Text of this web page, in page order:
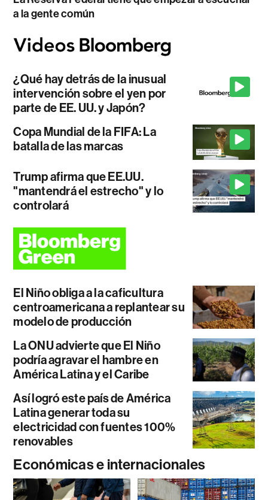
a la gente común
¿Qué hay detrás de la inusual
intervención sobre el yen por
parte de EE. UU. y Japón?
Copa Mundial de la FIFA: La
batalla de las marcas
Trump afirma que EE.UU.
"mantendrá el estrecho" y lo
controlará
El Niño obliga a la caficultura
centroamericana a replantear su
modelo de producción
La ONU advierte que El Niño
podría agravar el hambre en
América Latina y el Caribe
Así logró este país de América
Latina generar toda su
electricidad con fuentes 100%
renovables
Económicas e internacionales